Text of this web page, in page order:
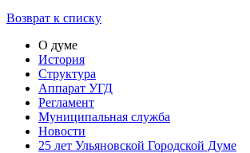
Возврат к списку
О думе
История
Структура
Аппарат УГД
Регламент
Муниципальная служба
Новости
25 лет Ульяновской Городской Думе